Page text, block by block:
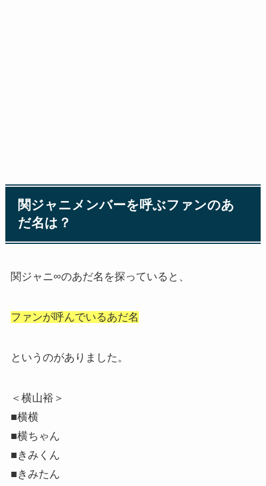
関ジャニメンバーを呼ぶファンのあ
だ名は？
関ジャニ∞のあだ名を探っていると、
ファンが呼んでいるあだ名
というのがありました。
＜横山裕＞
■横横
■横ちゃん
■きみくん
■きみたん